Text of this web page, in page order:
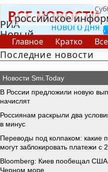
РИА
Новый
День
российское
Главное Кратко
В России
В мире
СпецпроектыПроекты
Последние новости